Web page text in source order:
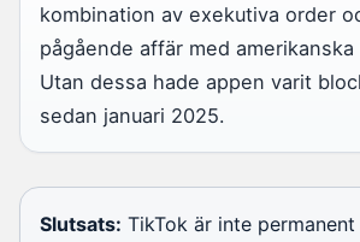
kombination av exekutiva order
pågående affär med
Utan dessa hade appen varit
sedan januari 2025.
Slutsats: TikTok är inte